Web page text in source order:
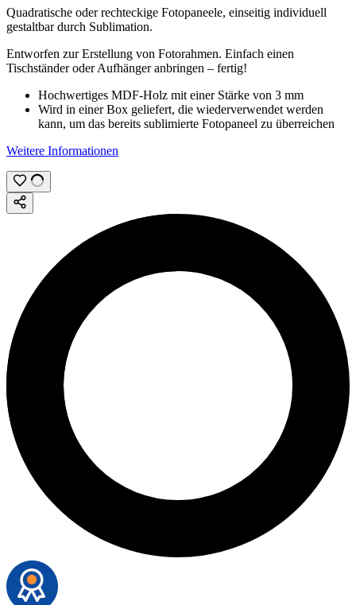
Quadratische oder rechteckige Fotopaneele, einseitig individuell
gestaltbar durch Sublimation.
Entworfen zur Erstellung von Fotorahmen. Einfach einen
Tischständer oder Aufhänger anbringen – fertig!
Hochwertiges MDF-Holz mit einer Stärke von 3 mm
Wird in einer Box geliefert, die wiederverwendet werden
kann, um das bereits sublimierte Fotopaneel zu überreichen
Weitere Informationen